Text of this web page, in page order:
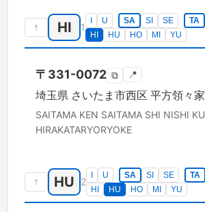
↑ HI 1
U SA SI SE TA
HI
HU HO MI YU
〒 331-0072 ⧉ 📍
埼玉県 さいたま市西区 平方領々家
SAITAMA KEN SAITAMA SHI NISHI KU
HIRAKATARYORYOKE
↑ HU 2
U SA SI SE TA
HI
HU HO MI YU